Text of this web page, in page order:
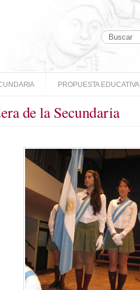
PROPUESTA EDUCATIVA
de la Secundaria